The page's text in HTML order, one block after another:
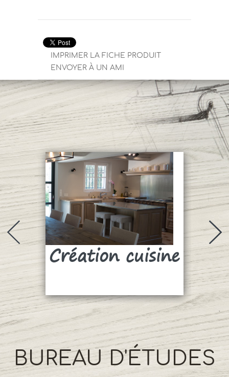
IMPRIMER LA FICHE PRODUIT
ENVOYER À UN AMI
Création cuisine
BUREAU D'ÉTUDES